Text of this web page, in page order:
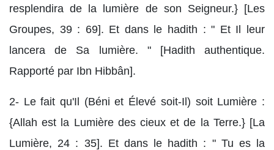
resplendira de la lumière de son Seigneur.} [Les
Groupes, 39 : 69]. Et dans le hadith : " Et Il leur
lancera de Sa lumière. " [Hadith authentique.
Rapporté par Ibn Hibbân].
2- Le fait qu'Il (Béni et Élevé soit-Il) soit Lumière :
{Allah est la Lumière des cieux et de la Terre.} [La
Lumière, 24 : 35]. Et dans le hadith : " Tu es la